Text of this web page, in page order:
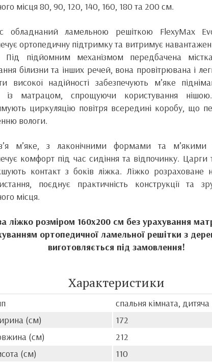
місця 80, 90, 120, 140, 160, 180 та 200 см.
обладнаний ламельною решіткою FlexyMax
ортопедичну підтримку та витримує
Під підйомним механізмом передбачена
білизни та інших речей, вона провітрювана і
високої надійності забезпечують м’яке
із матрацом, спрощуючи користування
циркуляцію повітря всередині коробу, що
вологи.
м’яке, з лаконічними формами та м’якими
комфорт під час сидіння та відпочинку. Царги
контакт з боків ліжка. Ліжко
поєднує практичність конструкції та
місця.
ліжко розміром 160х200 см без урахування
ортопедичної ламельної решітки з
виготовляється під замовлення!
Характеристики
спальня кімната, дитяча
(см)
172
(см)
212
(см)
110